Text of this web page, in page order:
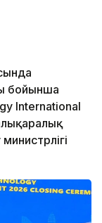
бойынша
International